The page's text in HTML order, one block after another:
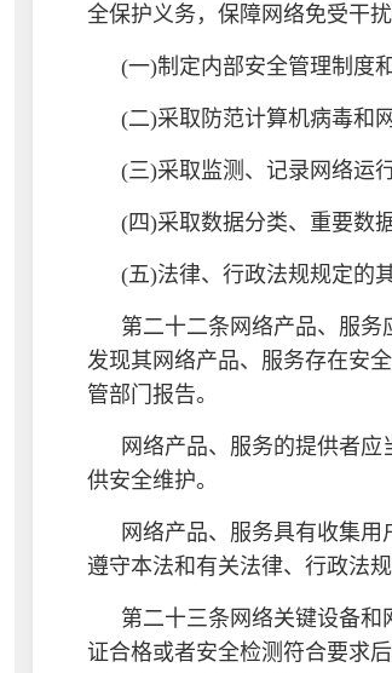
全保护义务，保障网络免受干
(一)制定内部安全管理制度
(二)采取防范计算机病毒和
(三)采取监测、记录网络运
(四)采取数据分类、重要数
(五)法律、行政法规规定的
第二十二条网络产品、服
发现其网络产品、服务存在安
管部门报告。
网络产品、服务的提供者
供安全维护。
网络产品、服务具有收集
遵守本法和有关法律、行政法
第二十三条网络关键设备
证合格或者安全检测符合要求